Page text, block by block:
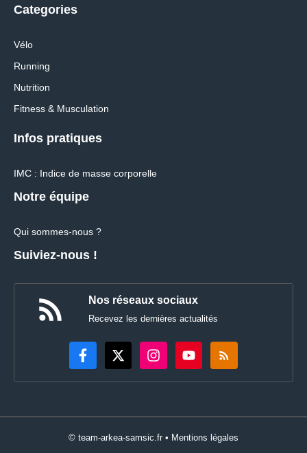
Categories
Vélo
Running
Nutrition
Fitness & Musculation
Infos pratiques
IMC : Indice de masse corporelle
Notre équipe
Qui sommes-nous ?
Suiviez-nous !
Nos réseaux sociaux
Recevez les dernières actualités
© team-arkea-samsic.fr • Mentions légales